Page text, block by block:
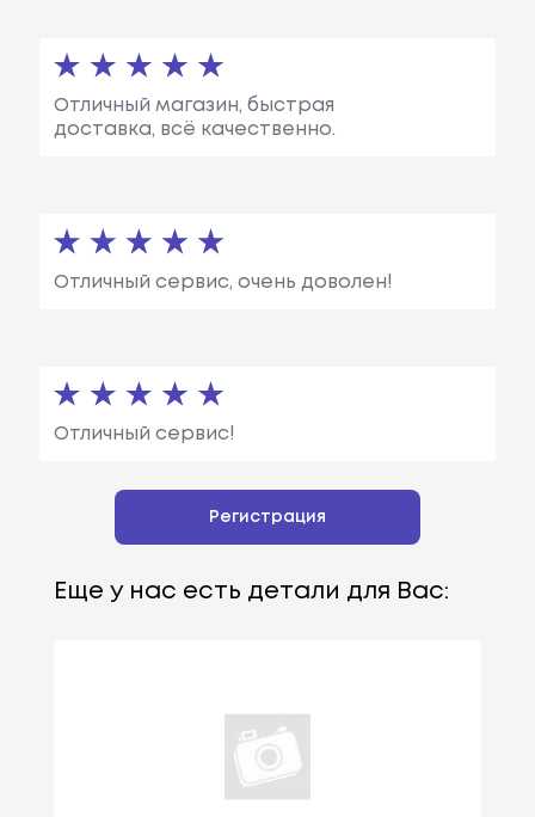
Отличный магазин, быстрая
доставка, всё качественно.
Отличный сервис, очень доволен!
Отличный сервис!
Регистрация
Еще у нас есть детали для Вас: